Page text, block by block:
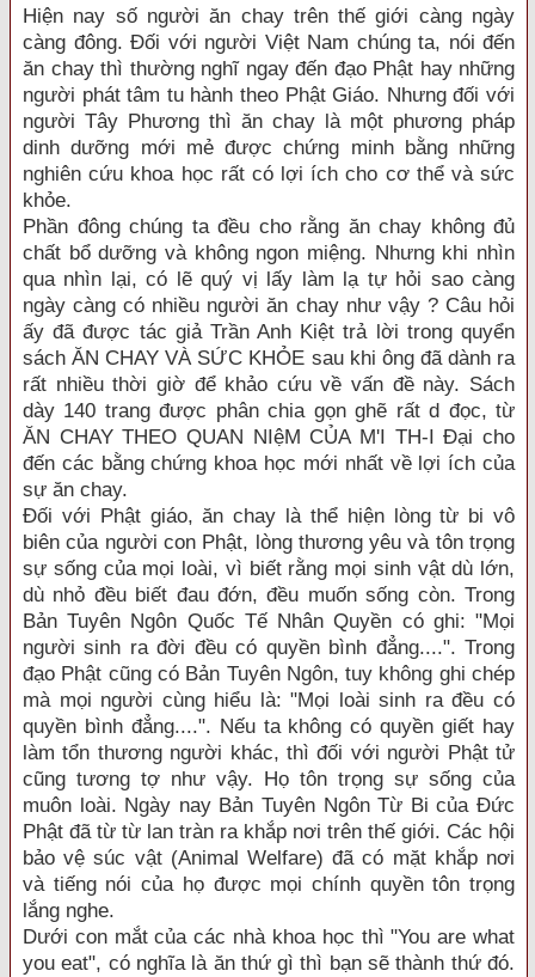
Hiện nay số người ăn chay trên thế giới càng ngày
càng đông. Đối với người Việt Nam chúng ta, nói đến
ăn chay thì thường nghĩ ngay đến đạo Phật hay những
người phát tâm tu hành theo Phật Giáo. Nhưng đối với
người Tây Phương thì ăn chay là một phương pháp
dinh dưỡng mới mẻ được chứng minh bằng những
nghiên cứu khoa học rất có lợi ích cho cơ thể và sức
khỏe.
Phần đông chúng ta đều cho rằng ăn chay không đủ
chất bổ dưỡng và không ngon miệng. Nhưng khi nhìn
qua nhìn lại, có lẽ quý vị lấy làm lạ tự hỏi sao càng
ngày càng có nhiều người ăn chay như vậy ? Câu hỏi
ấy đã được tác giả Trần Anh Kiệt trả lời trong quyển
sách ĂN CHAY VÀ SỨC KHỎE sau khi ông đã dành ra
rất nhiều thời giờ để khảo cứu về vấn đề này. Sách
dày 140 trang được phân chia gọn ghẽ rất d đọc, từ
ĂN CHAY THEO QUAN NIệM CỦA M'I TH-I Đại cho
đến các bằng chứng khoa học mới nhất về lợi ích của
sự ăn chay.
Đối với Phật giáo, ăn chay là thể hiện lòng từ bi vô
biên của người con Phật, lòng thương yêu và tôn trọng
sự sống của mọi loài, vì biết rằng mọi sinh vật dù lớn,
dù nhỏ đều biết đau đớn, đều muốn sống còn. Trong
Bản Tuyên Ngôn Quốc Tế Nhân Quyền có ghi: "Mọi
người sinh ra đời đều có quyền bình đẳng....". Trong
đạo Phật cũng có Bản Tuyên Ngôn, tuy không ghi chép
mà mọi người cùng hiểu là: "Mọi loài sinh ra đều có
quyền bình đẳng....". Nếu ta không có quyền giết hay
làm tổn thương người khác, thì đối với người Phật tử
cũng tương tợ như vậy. Họ tôn trọng sự sống của
muôn loài. Ngày nay Bản Tuyên Ngôn Từ Bi của Đức
Phật đã từ từ lan tràn ra khắp nơi trên thế giới. Các hội
bảo vệ súc vật (Animal Welfare) đã có mặt khắp nơi
và tiếng nói của họ được mọi chính quyền tôn trọng
lắng nghe.
Dưới con mắt của các nhà khoa học thì "You are what
you eat", có nghĩa là ăn thứ gì thì bạn sẽ thành thứ đó.